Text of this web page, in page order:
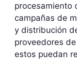
procesamiento
campañas de
y distribución
proveedores
estos puedan